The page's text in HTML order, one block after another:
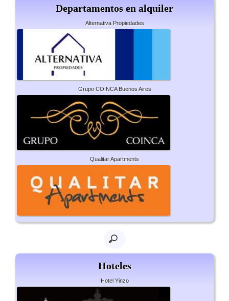
Departamentos en alquiler
Alternativa Propiedades
Grupo COINCA Buenos Aires
Qualitar Apartments
Hoteles
Hotel Yinzo